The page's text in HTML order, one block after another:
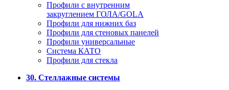
Профили с внутренним
закруглением ГОЛА/GOLA
Профили для нижних баз
Профили для стеновых панелей
Профили универсальные
Система КАТО
Профили для стекла
30. Стеллажные системы